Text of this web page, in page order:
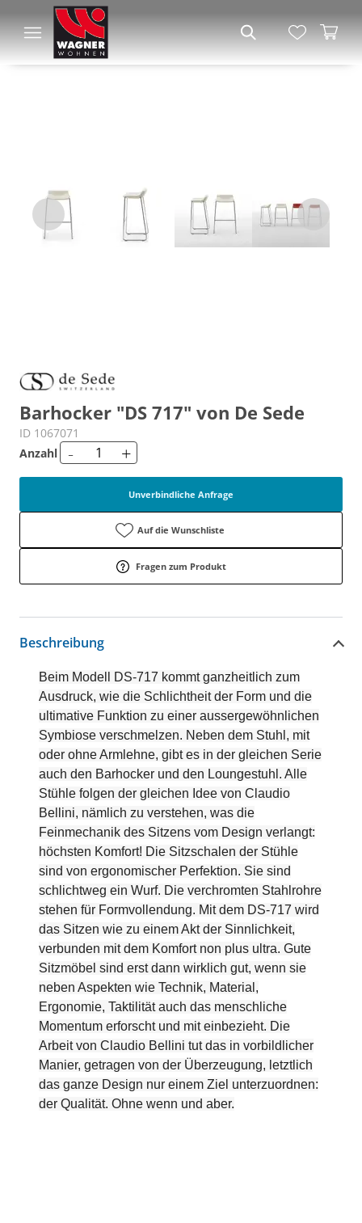
Barhocker "DS 717" von De Sede
ID 1067071
Anzahl
- +
Unverbindliche Anfrage
Auf die Wunschliste
Fragen zum Produkt
Beschreibung
Beim Modell DS-717 kommt ganzheitlich zum
Ausdruck, wie die Schlichtheit der Form und die
ultimative Funktion zu einer aussergewöhnlichen
Symbiose verschmelzen. Neben dem Stuhl, mit
oder ohne Armlehne, gibt es in der gleichen Serie
auch den Barhocker und den Loungestuhl. Alle
Stühle folgen der gleichen Idee von Claudio
Bellini, nämlich zu verstehen, was die
Feinmechanik des Sitzens vom Design verlangt:
höchsten Komfort! Die Sitzschalen der Stühle
sind von ergonomischer Perfektion. Sie sind
schlichtweg ein Wurf. Die verchromten Stahlrohre
stehen für Formvollendung. Mit dem DS-717 wird
das Sitzen wie zu einem Akt der Sinnlichkeit,
verbunden mit dem Komfort non plus ultra. Gute
Sitzmöbel sind erst dann wirklich gut, wenn sie
neben Aspekten wie Technik, Material,
Ergonomie, Taktilität auch das menschliche
Momentum erforscht und mit einbezieht. Die
Arbeit von Claudio Bellini tut das in vorbildlicher
Manier, getragen von der Überzeugung, letztlich
das ganze Design nur einem Ziel unterzuordnen:
der Qualität. Ohne wenn und aber.